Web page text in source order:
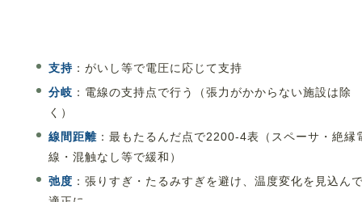
支持 ：がいし等で電圧に応じて支持
分岐 ：電線の支持点で行う（張力がかからない施設は除
く）
線間距離 ：最もたるんだ点で2200-4表（スペーサ・絶縁
線・混触なし等で緩和）
弛度 ：張りすぎ・たるみすぎを避け、温度変化を見込ん